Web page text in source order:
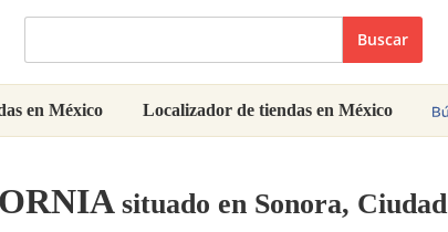
Buscar
en México Localizador de tiendas en México
situado en Sonora,